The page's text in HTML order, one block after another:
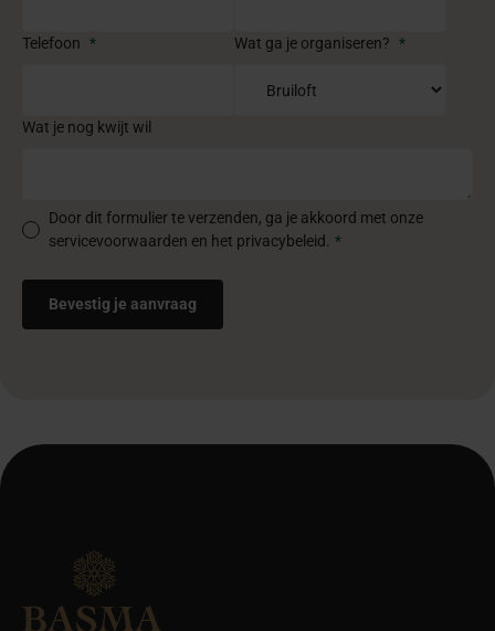
Telefoon * Wat ga je organiseren? *
Wat je nog kwijt wil
Door dit formulier te verzenden, ga je akkoord met onze
servicevoorwaarden en het privacybeleid. *